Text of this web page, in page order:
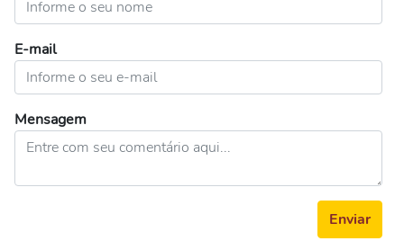
E-mail
Mensagem
Enviar